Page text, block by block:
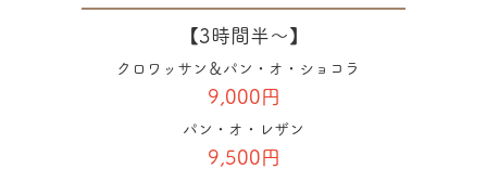
【3時間半〜】
クロワッサン＆パン・オ・ショコラ
9,000円
パン・オ・レザン
9,500円